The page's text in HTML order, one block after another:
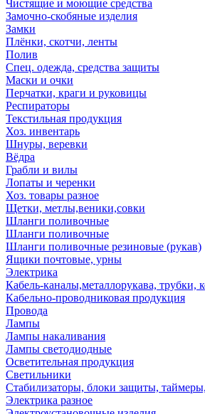
Чистящие и моющие средства
Замочно-скобяные изделия
Замки
Плёнки, скотчи, ленты
Полив
Спец. одежда, средства защиты
Маски и очки
Перчатки, краги и руковицы
Респираторы
Текстильная продукция
Хоз. инвентарь
Шнуры, веревки
Вёдра
Грабли и вилы
Лопаты и черенки
Хоз. товары разное
Щетки, метлы,веники,совки
Шланги поливочные
Шланги поливочные
Шланги поливочные резиновые (рукав)
Ящики почтовые, урны
Электрика
Кабель-каналы,металлорукава, трубки,
Кабельно-проводниковая продукция
Провода
Лампы
Лампы накаливания
Лампы светодиодные
Осветительная продукция
Светильники
Стабилизаторы, блоки защиты,
Электрика разное